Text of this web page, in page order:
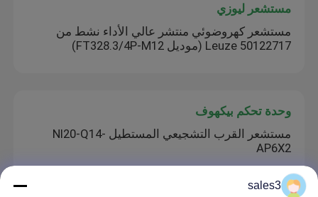
مستشعر ليوزي
مستشعر كهروضوئي منتشر عالي الأداء نشط من
Leuze 50122717 (موديل FT328.3/4P-M12)
وحدة تحكم بيكهوف
مستشعر القرب التشجيعي المستطيل NI20-Q14-
AP6X2
sales3